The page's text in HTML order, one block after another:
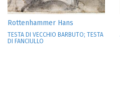
Rottenhammer Hans
TESTA DI VECCHIO BARBUTO; TESTA
DI FANCIULLO